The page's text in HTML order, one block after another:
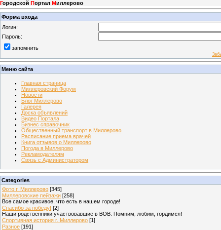
Городской Портал Миллерово
Форма входа
Логин:
Пароль:
запомнить
Меню сайта
Главная страница
Миллеровский Форум
Новости
Блог Миллерово
Галерея
Доска объявлений
Видео Портала
Бизнес справочник
Общественный транспорт в Миллерово
Расписание приема врачей
Книга отзывов о Миллерово
Погода в Миллерово
Рекламодателям
Связь с Администратором
Categories
Фото г. Миллерово [345]
Миллеровские пейзажи [258]
Все самое красивое, что есть в нашем городе!
Спасибо за победу! [2]
Наши родственники участвовавшие в ВОВ. Помним, любим, гордимся!
Спортивная история г. Миллерово [1]
Разное [191]